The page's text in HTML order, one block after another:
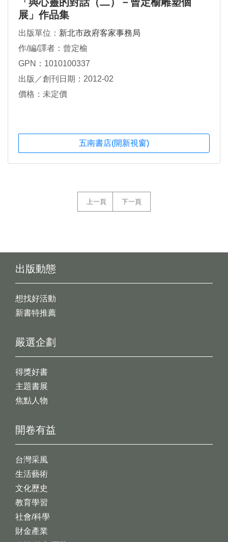
展」作品集
出版單位： 新北市政府客家事務局
作/編/譯者：曾定榆
GPN：1010100337
出版／創刊日期：2012-02
價格：未定價
五南書店(開新視窗)
上一頁 下一頁
出版動態
想找好活動
新書特推薦
開卷有益
台灣采風
生活藝術
文化歷史
教育學習
社會/科學
財金產業
嚴選企劃
得獎好書
主題書展
焦點人物